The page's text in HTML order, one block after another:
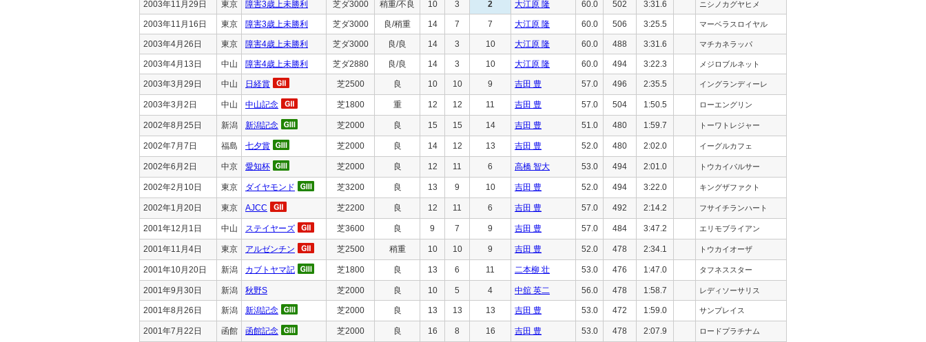
2003年11月29日 東京 障害3歳上未勝利 芝ダ3000 稍重/不良 10 3 2 大江原 隆 60.0 502 3:31.6 ニシノカグヤヒメ
2003年11月16日 東京 障害3歳上未勝利 芝ダ3000 良/稍重 14 7 7 大江原 隆 60.0 506 3:25.5 マーベラスロイヤル
2003年4月26日 東京 障害4歳上未勝利 芝ダ3000 良/良 14 3 10 大江原 隆 60.0 488 3:31.6 マチカネラッパ
2003年4月13日 中山 障害4歳上未勝利 芝ダ2880 良/良 14 3 10 大江原 隆 60.0 494 3:22.3 メジロブルネット
2003年3月29日 中山 日経賞 芝2500 良 10 10 9 吉田 豊 57.0 496 2:35.5 イングランディーレ
2003年3月2日 中山 中山記念 芝1800 重 12 12 11 吉田 豊 57.0 504 1:50.5 ローエングリン
2002年8月25日 新潟 新潟記念 芝2000 良 15 15 14 吉田 豊 51.0 480 1:59.7 トーワトレジャー
2002年7月7日 福島 七夕賞 芝2000 良 14 12 13 吉田 豊 52.0 480 2:02.0 イーグルカフェ
2002年6月2日 中京 愛知杯 芝2000 良 12 11 6 高橋 智大 53.0 494 2:01.0 トウカイパルサー
2002年2月10日 東京 ダイヤモンド 芝3200 良 13 9 10 吉田 豊 52.0 494 3:22.0 キングザファクト
2002年1月20日 東京 AJCC 芝2200 良 12 11 6 吉田 豊 57.0 492 2:14.2 フサイチランハート
2001年12月1日 中山 ステイヤーズ 芝3600 良 9 7 9 吉田 豊 57.0 484 3:47.2 エリモブライアン
2001年11月4日 東京 アルゼンチン 芝2500 稍重 10 10 9 吉田 豊 52.0 478 2:34.1 トウカイオーザ
2001年10月20日 新潟 カブトヤマ記 芝1800 良 13 6 11 二本柳 壮 53.0 476 1:47.0 タフネススター
2001年9月30日 新潟 秋野S 芝2000 良 10 5 4 中舘 英二 56.0 478 1:58.7 レディソーサリス
2001年8月26日 新潟 新潟記念 芝2000 良 13 13 13 吉田 豊 53.0 472 1:59.0 サンプレイス
2001年7月22日 函館 函館記念 芝2000 良 16 8 16 吉田 豊 53.0 478 2:07.9 ロードプラチナム